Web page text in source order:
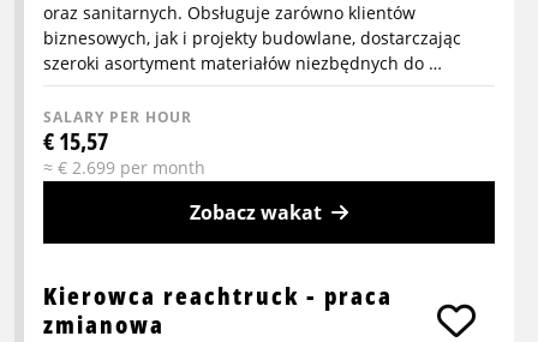
oraz sanitarnych. Obsługuje zarówno klientów
biznesowych, jak i projekty budowlane, dostarczając
szeroki asortyment materiałów niezbędnych do …
SALARY PER HOUR
€ 15,57
≈ € 2.699 per month
Zobacz wakat
info
about
Kierowca reachtruck - praca
zmianowa